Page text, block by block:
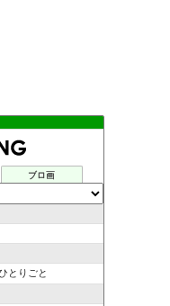
ブロ画
とりごと